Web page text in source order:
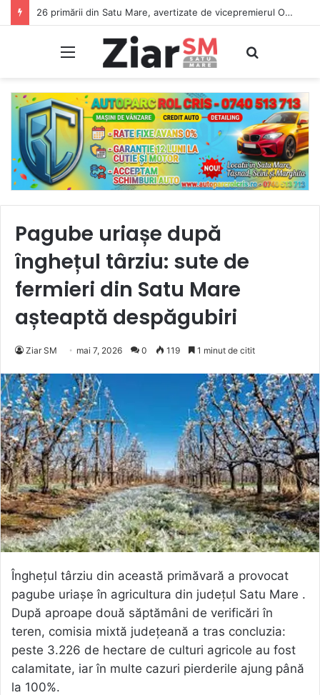
26 primării din Satu Mare, avertizate de vicepremierul Oana Gheorghiu: Dacă nu se înscriu în Ghișeul.ro, pierd bani de la bugetul de stat
Meniu
Pagube uriașe după
înghețul târziu: sute de
fermieri din Satu Mare
așteaptă despăgubiri
Ziar SM mai 7, 2026 0 119 1 minut de citit
Înghețul târziu din această primăvară a provocat
pagube uriașe în agricultura din județul Satu Mare .
După aproape două săptămâni de verificări în
teren, comisia mixtă județeană a tras concluzia:
peste 3.226 de hectare de culturi agricole au fost
calamitate, iar în multe cazuri pierderile ajung până
la 100%.